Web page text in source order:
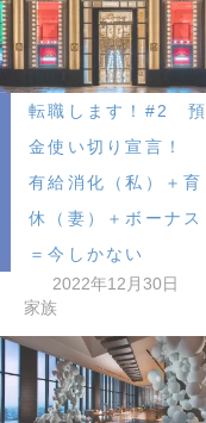
転職します！#2 預
金使い切り宣言！
有給消化（私）＋育
休（妻）＋ボーナス
＝今しかない
2022年12月30日
家族